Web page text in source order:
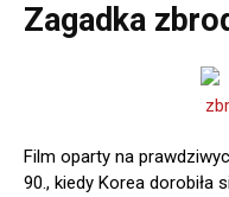
Zagadka
Film oparty na
90., kiedy Korea dorobiła